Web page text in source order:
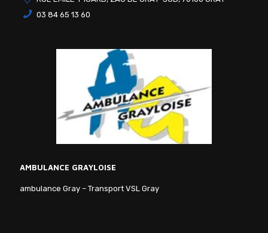
03 84 65 13 60
AMBULANCE GRAYLOISE
ambulance Gray – Transport VSL Gray